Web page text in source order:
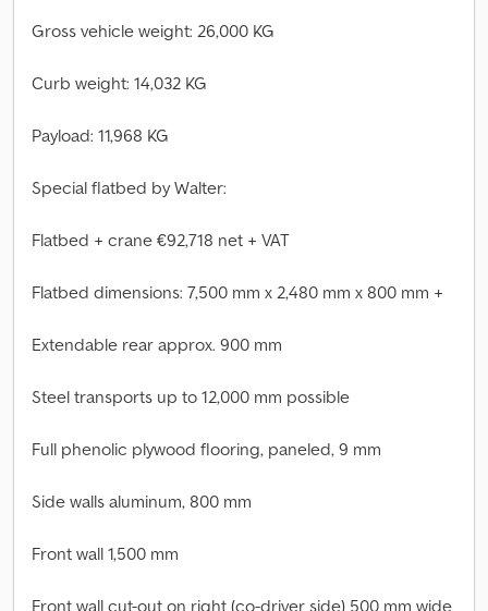
Gross vehicle weight: 26,000 KG
Curb weight: 14,032 KG
Payload: 11,968 KG
Special flatbed by Walter:
Flatbed + crane €92,718 net + VAT
Flatbed dimensions: 7,500 mm x 2,480 mm x 800 mm +
Extendable rear approx. 900 mm
Steel transports up to 12,000 mm possible
Full phenolic plywood flooring, paneled, 9 mm
Side walls aluminum, 800 mm
Front wall 1,500 mm
Front wall cut-out on right (co-driver side) 500 mm wide